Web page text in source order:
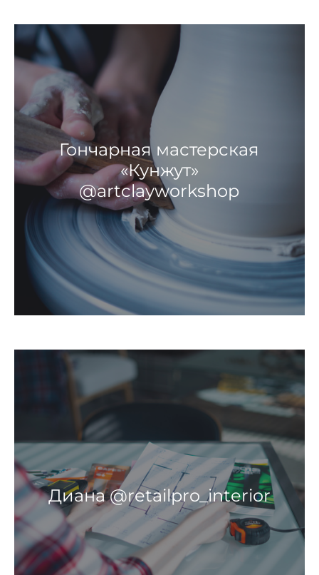
Гончарная мастерская
«Кунжут»
@artclayworkshop
Диана @retailpro_interior